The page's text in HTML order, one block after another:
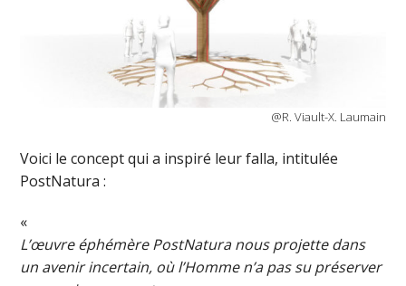
@R. Viault-X. Laumain
Voici le concept qui a inspiré leur falla, intitulée
PostNatura :
«
L’œuvre éphémère PostNatura nous projette dans
un avenir incertain, où l’Homme n’a pas su préserver